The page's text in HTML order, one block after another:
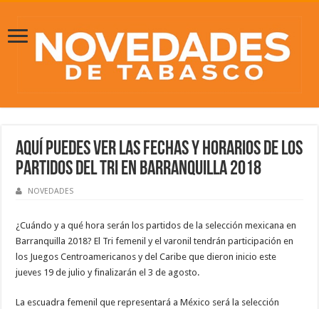
Aquí puedes ver las fechas y horarios de los
partidos del Tri en Barranquilla 2018
NOVEDADES
¿Cuándo y a qué hora serán los partidos de la selección mexicana en
Barranquilla 2018? El Tri femenil y el varonil tendrán participación en
los Juegos Centroamericanos y del Caribe que dieron inicio este
jueves 19 de julio y finalizarán el 3 de agosto.
La escuadra femenil que representará a México será la selección